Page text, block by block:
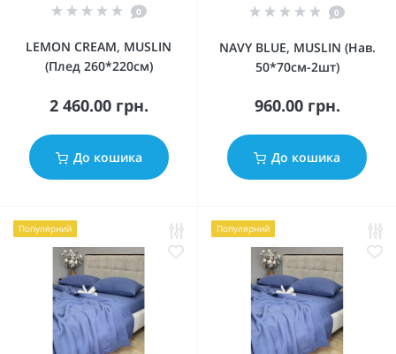
0
LEMON CREAM, MUSLIN
(Плед 260*220см)
2 460.00 грн.
До кошика
0
NAVY BLUE, MUSLIN (Нав.
50*70см-2шт)
960.00 грн.
До кошика
Популярний Популярний